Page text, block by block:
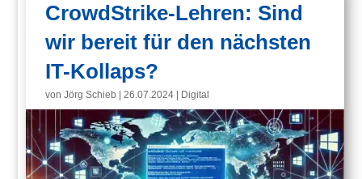
CrowdStrike-Lehren: Sind
wir bereit für den nächsten
IT-Kollaps?
vonJörg Schieb |26.07.2024 Digital